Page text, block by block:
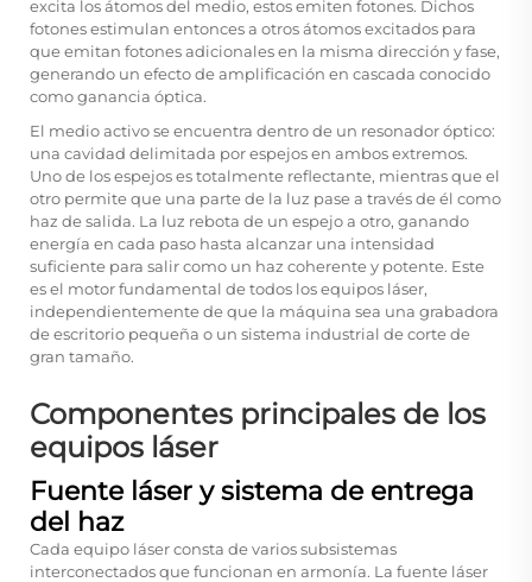
excita los átomos del medio, estos emiten fotones. Dichos
fotones estimulan entonces a otros átomos excitados para
que emitan fotones adicionales en la misma dirección y fase,
generando un efecto de amplificación en cascada conocido
como ganancia óptica.
El medio activo se encuentra dentro de un resonador óptico:
una cavidad delimitada por espejos en ambos extremos.
Uno de los espejos es totalmente reflectante, mientras que el
otro permite que una parte de la luz pase a través de él como
haz de salida. La luz rebota de un espejo a otro, ganando
energía en cada paso hasta alcanzar una intensidad
suficiente para salir como un haz coherente y potente. Este
es el motor fundamental de todos los equipos láser,
independientemente de que la máquina sea una grabadora
de escritorio pequeña o un sistema industrial de corte de
gran tamaño.
Componentes principales de los
equipos láser
Fuente láser y sistema de entrega
del haz
Cada equipo láser consta de varios subsistemas
interconectados que funcionan en armonía. La fuente láser